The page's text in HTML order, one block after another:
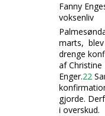
Fanny
voksenliv
marts, blev
drenge
af Christine
Enger.22
gjorde.
i overskud.